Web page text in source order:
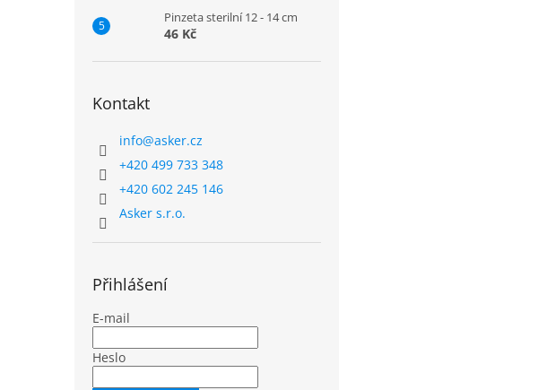
Pinzeta sterilní 12 - 14 cm
46 Kč
Kontakt
info@asker.cz
+420 499 733 348
+420 602 245 146
Asker s.r.o.
Přihlášení
E-mail
Heslo